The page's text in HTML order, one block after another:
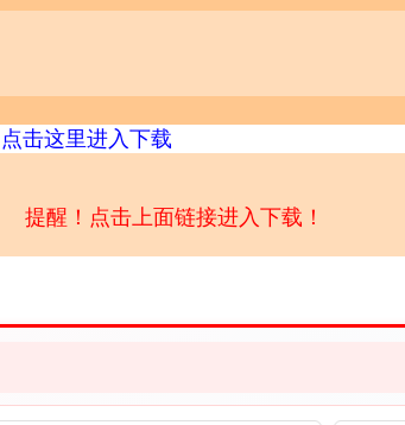
点击这里进入下载
提醒！点击上面链接进入下载！